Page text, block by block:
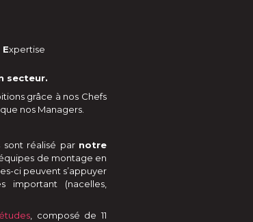
Expertise
secteur.
grâce à nos Chefs
nos Managers.
sont réalisé par notre
de montage en
ci peuvent s’appuyer
important (nacelles,
, composé de 11